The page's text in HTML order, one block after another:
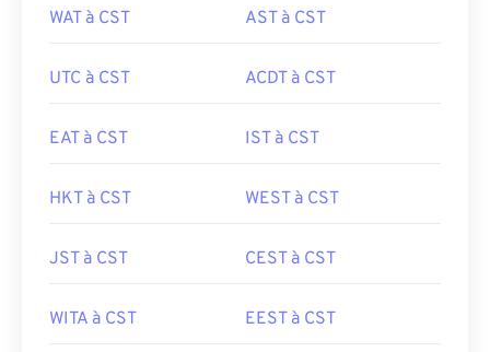
WAT à CST AST à CST
UTC à CST ACDT à CST
EAT à CST IST à CST
HKT à CST WEST à CST
JST à CST CEST à CST
WITA à CST EEST à CST